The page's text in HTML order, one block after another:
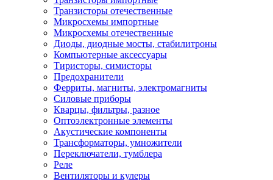
Транзисторы отечественные
Микросхемы импортные
Микросхемы отечественные
Диоды, диодные мосты, стабилитроны
Компьютерные аксессуары
Тиристоры, симисторы
Предохранители
Ферриты, магниты, электромагниты
Силовые приборы
Кварцы, фильтры, разное
Оптоэлектронные элементы
Акустические компоненты
Трансформаторы, умножители
Переключатели, тумблера
Реле
Вентиляторы и кулеры